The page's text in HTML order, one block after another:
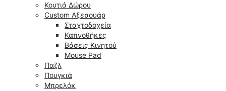
Κουτιά Δώρου
Custom Αξεσουάρ
Σταχτοδοχεία
Καπνοθήκες
Βάσεις Κινητού
Mouse Pad
Παζλ
Πουγκιά
Μπρελόκ